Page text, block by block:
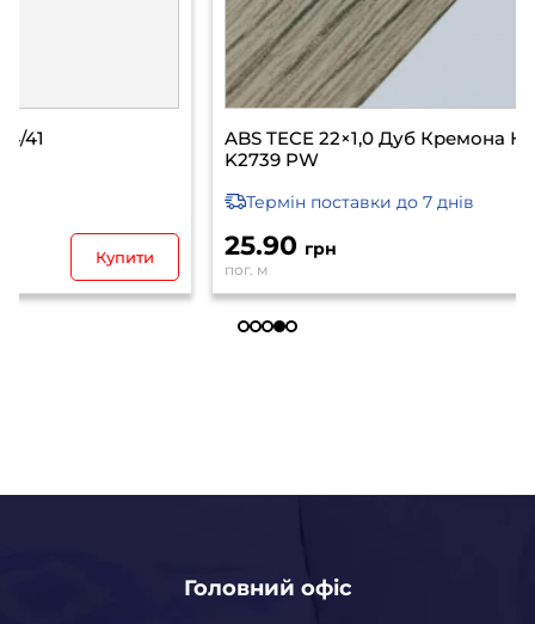
ABS TECE 22×1,0 Дуб Кремона Канноло 44889
до 7 днів
25.90
Головний офіс